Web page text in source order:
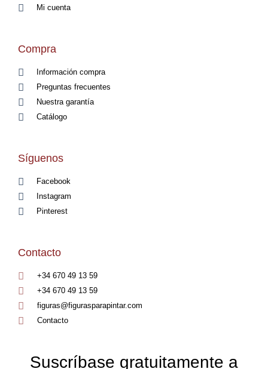
Mi cuenta
Compra
Información compra
Preguntas frecuentes
Nuestra garantía
Catálogo
Síguenos
Facebook
Instagram
Pinterest
Contacto
+34 670 49 13 59
+34 670 49 13 59
figuras@figurasparapintar.com
Contacto
Suscríbase gratuitamente a